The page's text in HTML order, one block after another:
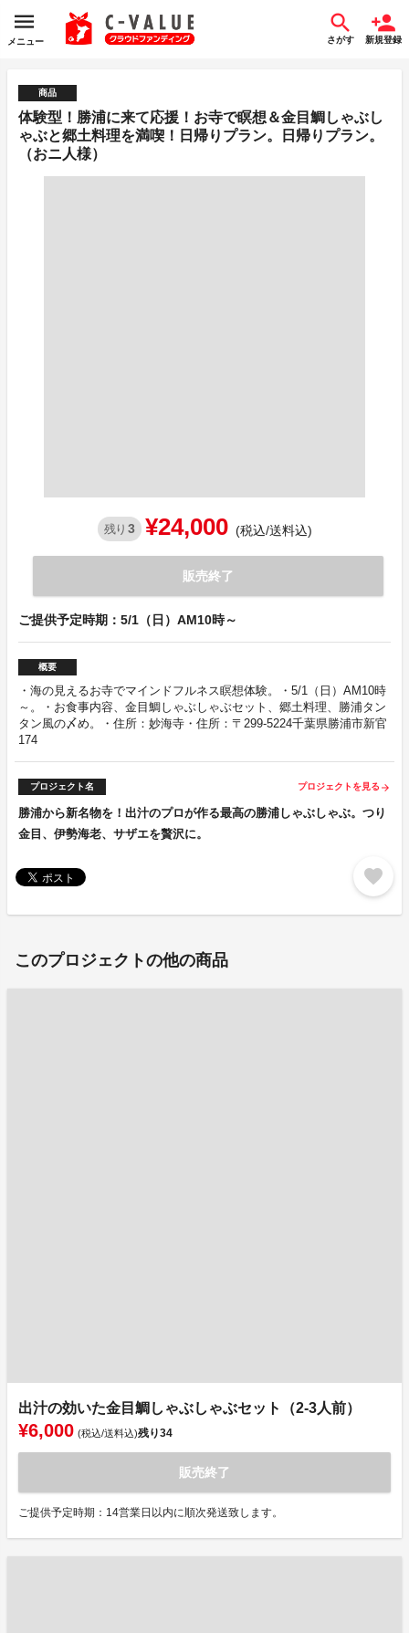
メニュー さがす 新規登録
商品
体験型！勝浦に来て応援！お寺で瞑想＆金目鯛しゃぶし
ゃぶと郷土料理を満喫！日帰りプラン。日帰りプラン。
（おニ人様）
残り 3 ¥24,000 (税込/送料込)
販売終了
ご提供予定時期：5/1（日）AM10時～
概要
・海の見えるお寺でマインドフルネス瞑想体験。・5/1（日）AM10時
～。・お食事内容、金目鯛しゃぶしゃぶセット、郷土料理、勝浦タン
タン風の〆め。・住所：妙海寺・住所：〒299-5224千葉県勝浦市新官
174
プロジェクト名 プロジェクトを見る arrow_forward
勝浦から新名物を！出汁のプロが作る最高の勝浦しゃぶしゃぶ。つり
金目、伊勢海老、サザエを贅沢に。
favorite
このプロジェクトの他の商品
出汁の効いた金目鯛しゃぶしゃぶセット（2-3人前）
¥6,000 (税込/送料込)残り34
販売終了
ご提供予定時期：14営業日以内に順次発送致します。